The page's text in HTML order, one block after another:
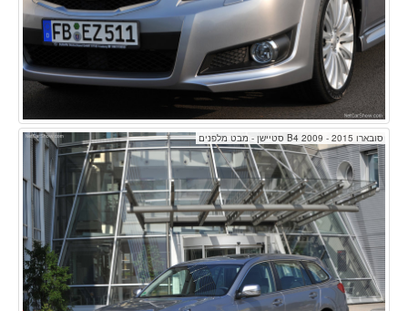
סובארו B4 2009 - 2015 סטיישן - מבט מלפנים